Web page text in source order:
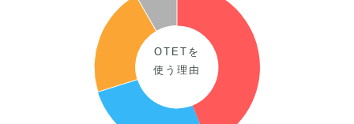
OTETを
使う理由